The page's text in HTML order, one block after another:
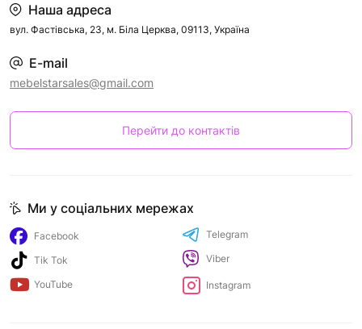
Наша адреса
вул. Фастівська, 23, м. Біла Церква, 09113, Україна
E-mail
mebelstarsales@gmail.com
Перейти до контактів
Ми у соціальних мережах
Facebook
Tik Tok
YouTube
Telegram
Viber
Instagram